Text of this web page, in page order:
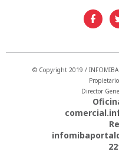
© Copyright 2019 /
Director